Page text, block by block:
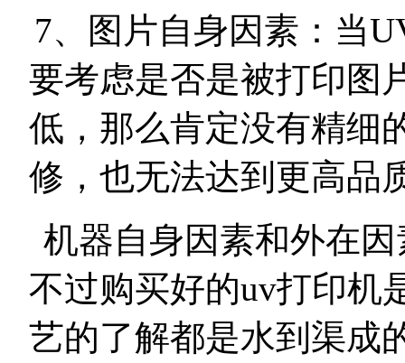
7、图片自身因素：当
要考虑是否是被打印图
低，那么肯定没有精细
修，也无法达到更高品
机器自身因素和外在因
不过购买好的uv打印机
艺的了解都是水到渠成